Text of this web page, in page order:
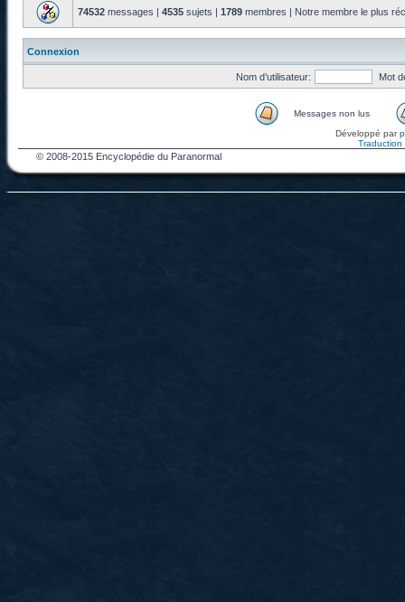
74532 messages | 4535 sujets | 1789 membres | Notre membre le plus
Connexion
Nom d’utilisateur: Mot
Messages non lus
Développé par
Traduction
© 2008-2015 Encyclopédie du Paranormal